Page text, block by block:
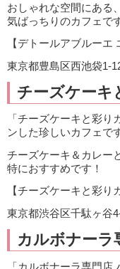
おしゃれな空間にある
気ばっちりのカフェです
【デトールアブルー
東京都豊島区西池袋1-
チーズケーキ
「チーズケーキと彩
ンした珍しいカフェで
チーズケーキ＆カレー
特におすすめです！
【チーズケーキと彩
東京都渋谷区千駄ヶ谷
カルボナーラ
「カルボナーラ専門